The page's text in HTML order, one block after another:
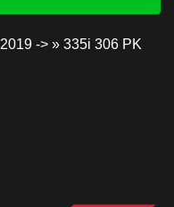
2019 ->» 335i 306 PK